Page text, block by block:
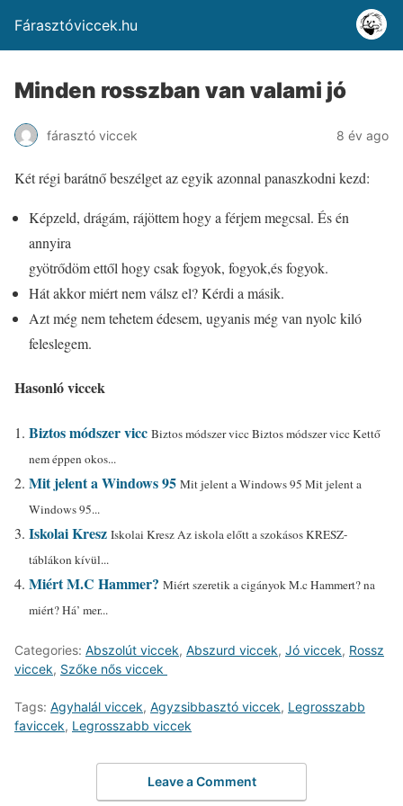
Fárasztóviccek.hu
Minden rosszban van valami jó
fárasztó viccek 8 év ago
Két régi barátnő beszélget az egyik azonnal panaszkodni kezd:
Képzeld, drágám, rájöttem hogy a férjem megcsal. És én
annyira
gyötrődöm ettől hogy csak fogyok, fogyok,és fogyok.
Hát akkor miért nem válsz el? Kérdi a másik.
Azt még nem tehetem édesem, ugyanis még van nyolc kiló
feleslegem.
Hasonló viccek
Biztos módszer vicc Biztos módszer vicc Biztos módszer vicc Kettő
nem éppen okos...
Mit jelent a Windows 95 Mit jelent a Windows 95 Mit jelent a
Windows 95...
Iskolai Kresz Iskolai Kresz Az iskola előtt a szokásos KRESZ-
táblákon kívül...
Miért M.C Hammer? Miért szeretik a cigányok M.c Hammert? na
miért? Há’ mer...
Categories: Abszolút viccek, Abszurd viccek, Jó viccek, Rossz
viccek, Szőke nős viccek
Tags: Agyhalál viccek, Agyzsibbasztó viccek, Legrosszabb
faviccek, Legrosszabb viccek
Leave a Comment